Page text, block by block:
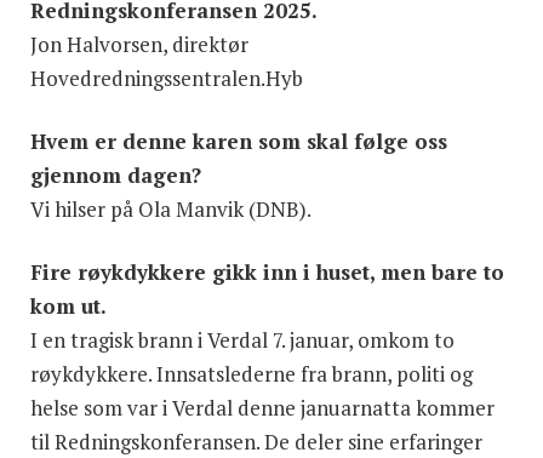
Redningskonferansen 2025.
Jon Halvorsen, direktør
Hovedredningssentralen.Hyb
Hvem er denne karen som skal følge oss
gjennom dagen?
Vi hilser på Ola Manvik (DNB).
Fire røykdykkere gikk inn i huset, men bare to
kom ut.
I en tragisk brann i Verdal 7. januar, omkom to
røykdykkere. Innsatslederne fra brann, politi og
helse som var i Verdal denne januarnatta kommer
til Redningskonferansen. De deler sine erfaringer